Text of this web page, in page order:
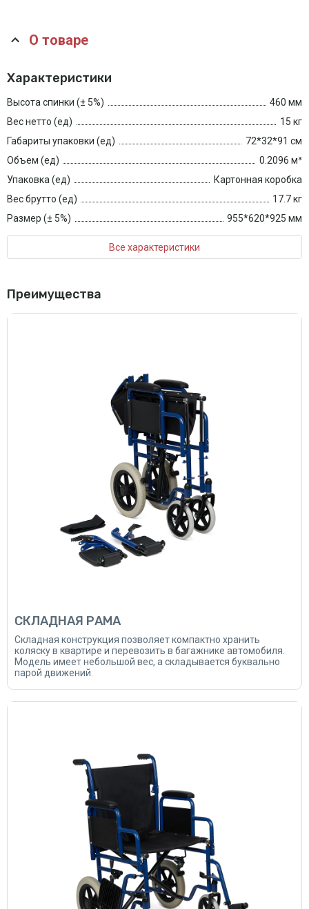
О товаре
Характеристики
Высота спинки (± 5%)
460 мм
Вес нетто (ед)
15 кг
Габариты упаковки (ед)
72*32*91 см
Объем (ед)
0.2096 м³
Упаковка (ед)
Картонная коробка
Вес брутто (ед)
17.7 кг
Размер (± 5%)
955*620*925 мм
Все характеристики
Преимущества
СКЛАДНАЯ РАМА
Складная конструкция позволяет компактно хранить
коляску в квартире и перевозить в багажнике автомобиля.
Модель имеет небольшой вес, а складывается буквально
парой движений.